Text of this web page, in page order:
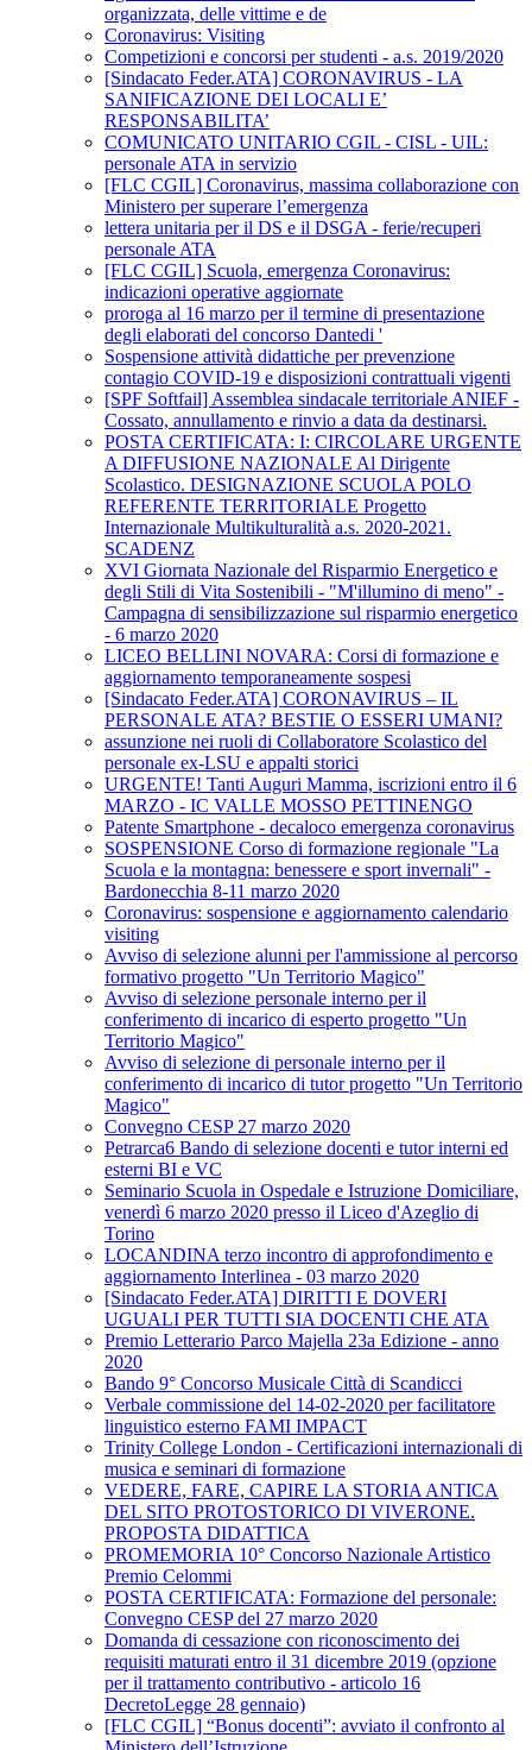
organizzata, delle vittime e de
Coronavirus: Visiting
Competizioni e concorsi per studenti - a.s. 2019/2020
[Sindacato Feder.ATA] CORONAVIRUS - LA
SANIFICAZIONE DEI LOCALI E’
RESPONSABILITA’
COMUNICATO UNITARIO CGIL - CISL - UIL:
personale ATA in servizio
[FLC CGIL] Coronavirus, massima collaborazione con
Ministero per superare l’emergenza
lettera unitaria per il DS e il DSGA - ferie/recuperi
personale ATA
[FLC CGIL] Scuola, emergenza Coronavirus:
indicazioni operative aggiornate
proroga al 16 marzo per il termine di presentazione
degli elaborati del concorso Dantedi '
Sospensione attività didattiche per prevenzione
contagio COVID-19 e disposizioni contrattuali vigenti
[SPF Softfail] Assemblea sindacale territoriale ANIEF -
Cossato, annullamento e rinvio a data da destinarsi.
POSTA CERTIFICATA: I: CIRCOLARE URGENTE
A DIFFUSIONE NAZIONALE Al Dirigente
Scolastico. DESIGNAZIONE SCUOLA POLO
REFERENTE TERRITORIALE Progetto
Internazionale Multikulturalità a.s. 2020-2021.
SCADENZ
XVI Giornata Nazionale del Risparmio Energetico e
degli Stili di Vita Sostenibili - "M'illumino di meno" -
Campagna di sensibilizzazione sul risparmio energetico
- 6 marzo 2020
LICEO BELLINI NOVARA: Corsi di formazione e
aggiornamento temporaneamente sospesi
[Sindacato Feder.ATA] CORONAVIRUS – IL
PERSONALE ATA? BESTIE O ESSERI UMANI?
assunzione nei ruoli di Collaboratore Scolastico del
personale ex-LSU e appalti storici
URGENTE! Tanti Auguri Mamma, iscrizioni entro il 6
MARZO - IC VALLE MOSSO PETTINENGO
Patente Smartphone - decaloco emergenza coronavirus
SOSPENSIONE Corso di formazione regionale "La
Scuola e la montagna: benessere e sport invernali" -
Bardonecchia 8-11 marzo 2020
Coronavirus: sospensione e aggiornamento calendario
visiting
Avviso di selezione alunni per l'ammissione al percorso
formativo progetto "Un Territorio Magico"
Avviso di selezione personale interno per il
conferimento di incarico di esperto progetto "Un
Territorio Magico"
Avviso di selezione di personale interno per il
conferimento di incarico di tutor progetto "Un Territorio
Magico"
Convegno CESP 27 marzo 2020
Petrarca6 Bando di selezione docenti e tutor interni ed
esterni BI e VC
Seminario Scuola in Ospedale e Istruzione Domiciliare,
venerdì 6 marzo 2020 presso il Liceo d'Azeglio di
Torino
LOCANDINA terzo incontro di approfondimento e
aggiornamento Interlinea - 03 marzo 2020
[Sindacato Feder.ATA] DIRITTI E DOVERI
UGUALI PER TUTTI SIA DOCENTI CHE ATA
Premio Letterario Parco Majella 23a Edizione - anno
2020
Bando 9° Concorso Musicale Città di Scandicci
Verbale commissione del 14-02-2020 per facilitatore
linguistico esterno FAMI IMPACT
Trinity College London - Certificazioni internazionali di
musica e seminari di formazione
VEDERE, FARE, CAPIRE LA STORIA ANTICA
DEL SITO PROTOSTORICO DI VIVERONE.
PROPOSTA DIDATTICA
PROMEMORIA 10° Concorso Nazionale Artistico
Premio Celommi
POSTA CERTIFICATA: Formazione del personale:
Convegno CESP del 27 marzo 2020
Domanda di cessazione con riconoscimento dei
requisiti maturati entro il 31 dicembre 2019 (opzione
per il trattamento contributivo - articolo 16
DecretoLegge 28 gennaio)
[FLC CGIL] “Bonus docenti”: avviato il confronto al